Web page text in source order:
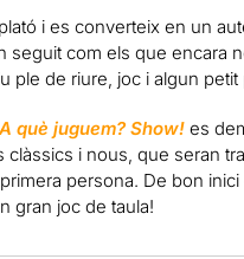
i es converteix en un
seguit com els que
ple de riure, joc i algun petit
A què juguem? Show!es
clàssics i nous, que seran
persona. De bon
gran joc de taula!